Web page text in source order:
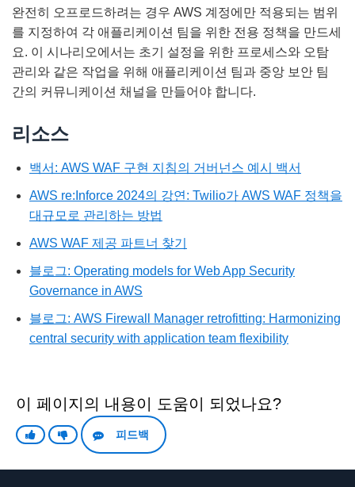
완전히 오프로드하려는 경우 AWS 계정에만 적용되는 범위
를 지정하여 각 애플리케이션 팀을 위한 전용 정책을 만드세
요. 이 시나리오에서는 초기 설정을 위한 프로세스와 오탐
관리와 같은 작업을 위해 애플리케이션 팀과 중앙 보안 팀
간의 커뮤니케이션 채널을 만들어야 합니다.
리소스
백서: AWS WAF 구현 지침의 거버넌스 예시 백서
AWS re:Inforce 2024의 강연: Twilio가 AWS WAF 정책을
대규모로 관리하는 방법
AWS WAF 제공 파트너 찾기
블로그: Operating models for Web App Security
Governance in AWS
블로그: AWS Firewall Manager retrofitting: Harmonizing
central security with application team flexibility
이 페이지의 내용이 도움이 되었나요?
피드백